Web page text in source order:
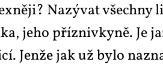
Na­zý­vat
je­ho pří­z­niv­ky­ně. Je
Jen­že jak už by­lo